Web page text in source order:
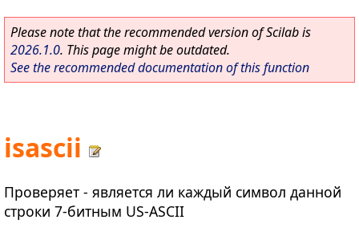
Please note that the recommended version of Scilab is
2026.1.0. This page might be outdated.
See the recommended documentation of this function
isascii
Проверяет - является ли каждый символ данной
строки 7-битным US-ASCII